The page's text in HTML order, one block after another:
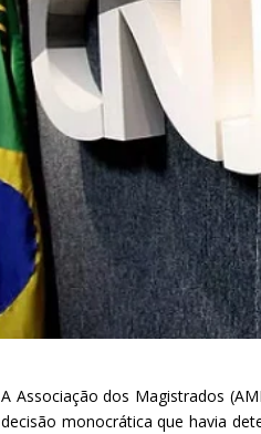
A Associação dos Magistrados
decisão monocrática que havia